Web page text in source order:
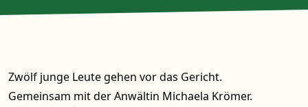
Zwölf junge Leute gehen vor das Gericht.
Gemeinsam mit der Anwältin Michaela Krömer.